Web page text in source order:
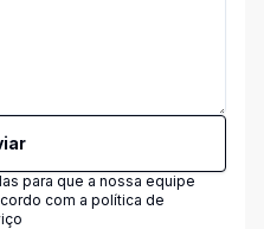
para que a nossa equipe
com a política de